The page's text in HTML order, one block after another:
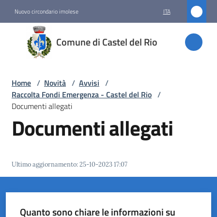
Nuovo circondario imolese ITA
Comune di Castel del Rio
Comune
di
Castel
Amministrazione
Vivere
Home / Novità / Avvisi /
Raccolta Fondi Emergenza - Castel del Rio /
Documenti allegati
Documenti allegati
Ultimo aggiornamento:25-10-2023 17:07
Quanto sono chiare le informazioni su